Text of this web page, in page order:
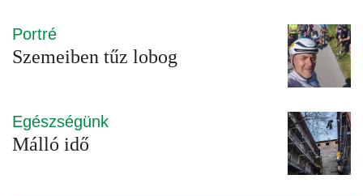
Portré
Szemeiben tűz lobog
Egészségünk
Málló idő